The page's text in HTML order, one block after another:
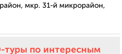
мкр. 31-й микрорайон,
туры по интересным